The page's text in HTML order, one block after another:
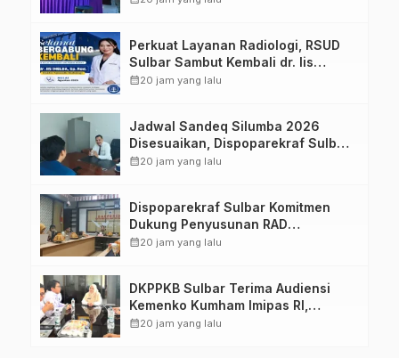
Perkuat Layanan Radiologi, RSUD
Sulbar Sambut Kembali dr. Iis
Imelda, Sp.Rad
calendar_month20 jam yang lalu
Jadwal Sandeq Silumba 2026
Disesuaikan, Dispoparekraf Sulbar
Pastikan Persiapan Tetap
calendar_month20 jam yang lalu
Dispoparekraf Sulbar Komitmen
Dukung Penyusunan RAD
TPB/SDGs Sulawesi Barat
calendar_month20 jam yang lalu
DKPPKB Sulbar Terima Audiensi
Kemenko Kumham Imipas RI,
Perkuat Pelayanan Kesehatan bagi
calendar_month20 jam yang lalu